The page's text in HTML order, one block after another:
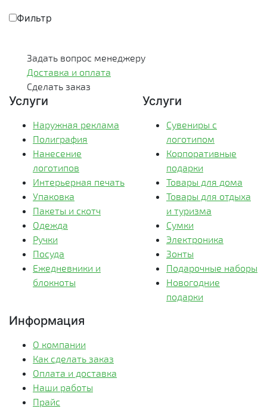
Фильтр
Задать вопрос менеджеру
Доставка и оплата
Сделать заказ
Услуги
Наружная реклама
Полиграфия
Нанесение
логотипов
Интерьерная печать
Упаковка
Пакеты и скотч
Одежда
Ручки
Посуда
Ежедневники и
блокноты
Услуги
Сувениры с
логотипом
Корпоративные
подарки
Товары для дома
Товары для отдыха
и туризма
Сумки
Электроника
Зонты
Подарочные наборы
Новогодние
подарки
Информация
О компании
Как сделать заказ
Оплата и доставка
Наши работы
Прайс